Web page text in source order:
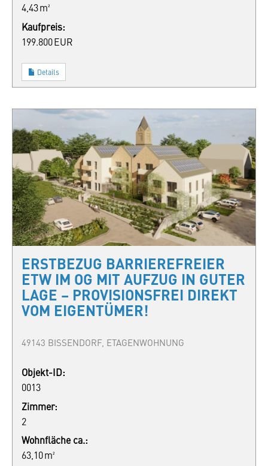
4,43 m²
Kaufpreis:
199.800 EUR
Details
ERSTBEZUG BARRIEREFREIER
ETW IM OG MIT AUFZUG IN GUTER
LAGE – PROVISIONSFREI DIREKT
VOM EIGENTÜMER!
49143 BISSENDORF, ETAGENWOHNUNG
Objekt-ID:
0013
Zimmer:
2
Wohnfläche ca.:
63,10 m²